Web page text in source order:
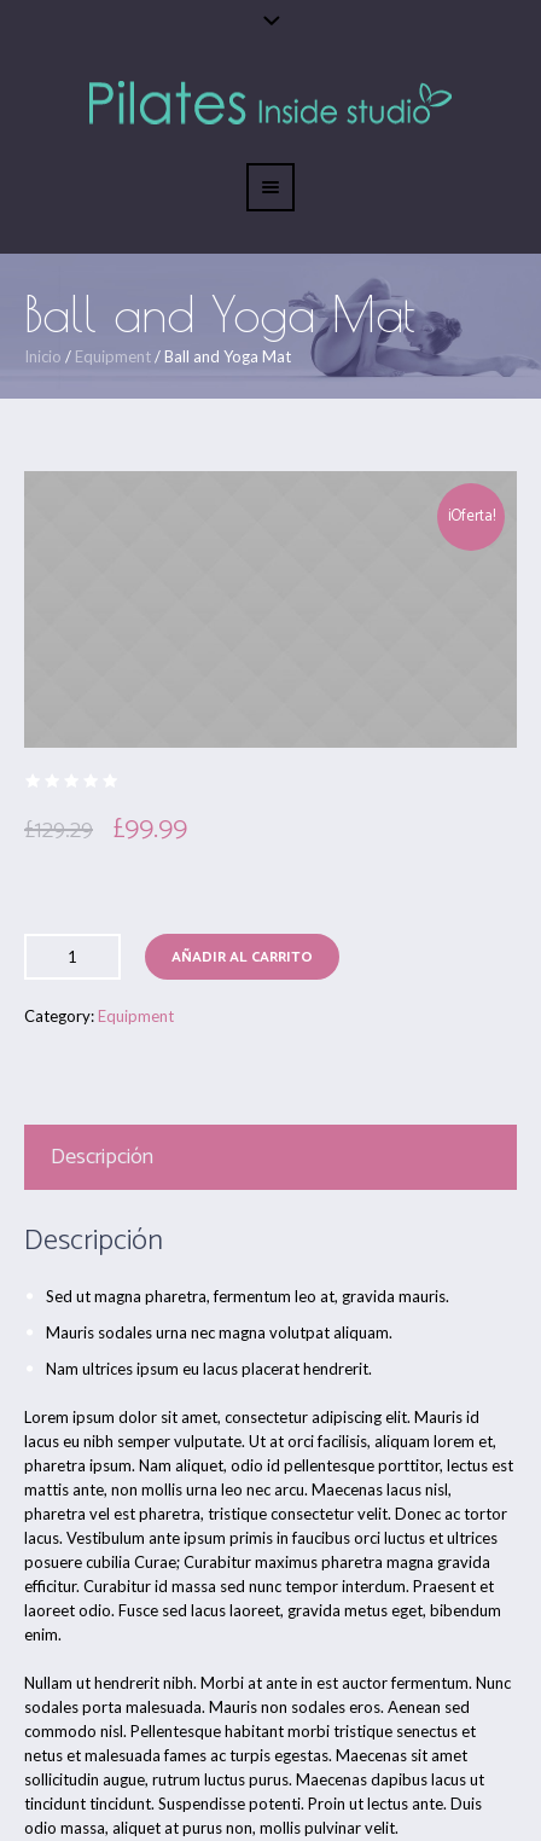
Ball and Yoga Mat
Inicio / Equipment/ Ball and Yoga Mat
¡Oferta!
£129.29 £99.99
AÑADIR AL CARRITO
Category: Equipment
Descripción
Descripción
Sed ut magna pharetra, fermentum leo at, gravida mauris.
Mauris sodales urna nec magna volutpat aliquam.
Nam ultrices ipsum eu lacus placerat hendrerit.
Lorem ipsum dolor sit amet, consectetur adipiscing elit. Mauris id
lacus eu nibh semper vulputate. Ut at orci facilisis, aliquam lorem et,
pharetra ipsum. Nam aliquet, odio id pellentesque porttitor, lectus est
mattis ante, non mollis urna leo nec arcu. Maecenas lacus nisl,
pharetra vel est pharetra, tristique consectetur velit. Donec ac tortor
lacus. Vestibulum ante ipsum primis in faucibus orci luctus et ultrices
posuere cubilia Curae; Curabitur maximus pharetra magna gravida
efficitur. Curabitur id massa sed nunc tempor interdum. Praesent et
laoreet odio. Fusce sed lacus laoreet, gravida metus eget, bibendum
enim.
Nullam ut hendrerit nibh. Morbi at ante in est auctor fermentum. Nunc
sodales porta malesuada. Mauris non sodales eros. Aenean sed
commodo nisl. Pellentesque habitant morbi tristique senectus et
netus et malesuada fames ac turpis egestas. Maecenas sit amet
sollicitudin augue, rutrum luctus purus. Maecenas dapibus lacus ut
tincidunt tincidunt. Suspendisse potenti. Proin ut lectus ante. Duis
odio massa, aliquet at purus non, mollis pulvinar velit.